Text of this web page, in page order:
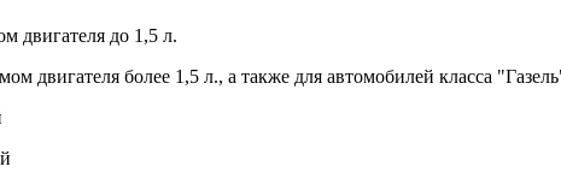
двигателя до 1,5 л.
двигателя более 1,5 л., а также для автомобилей класса